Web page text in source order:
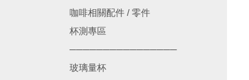
咖啡相關配件 / 零件
杯測專區
────────────────
玻璃量杯